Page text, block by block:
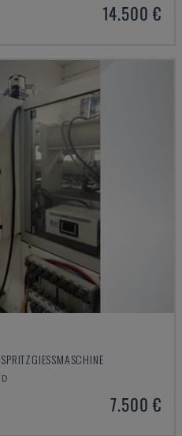
14.500 €
7.500 €